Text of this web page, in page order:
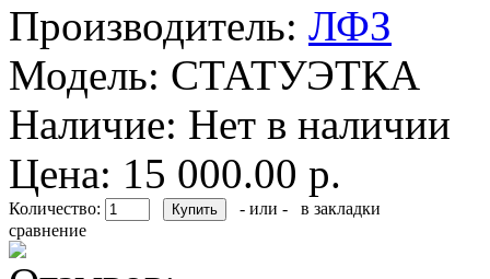
Производитель: ЛФЗ
Модель: СТАТУЭТКА
Наличие: Нет в наличии
Цена: 15 000.00 р.
Количество: - или -
в закладки
сравнение